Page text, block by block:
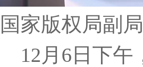
国家版权局副
12月6日下午